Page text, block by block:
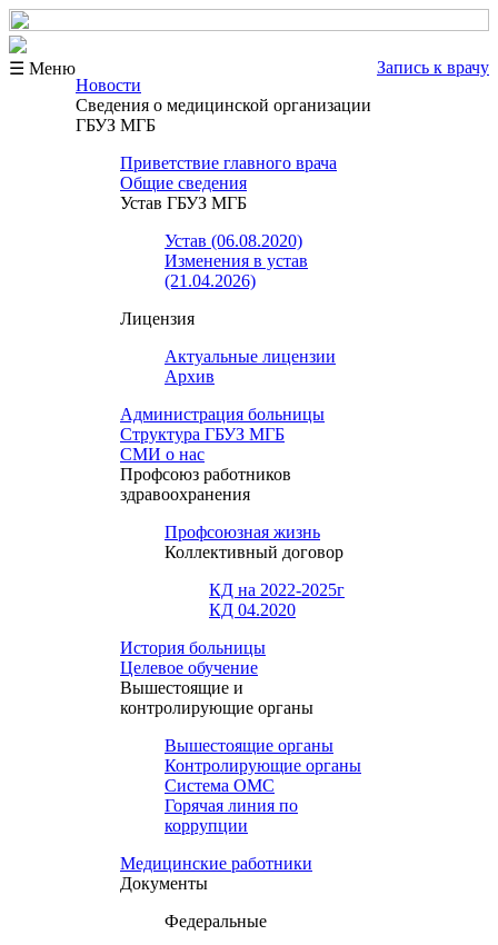
☰ Меню
Запись к врачу
Новости
Сведения о медицинской организации
ГБУЗ МГБ
Приветствие главного врача
Общие сведения
Устав ГБУЗ МГБ
Устав (06.08.2020)
Изменения в устав
(21.04.2026)
Лицензия
Актуальные лицензии
Архив
Администрация больницы
Структура ГБУЗ МГБ
СМИ о нас
Профсоюз работников
здравоохранения
Профсоюзная жизнь
Коллективный договор
КД на 2022-2025г
КД 04.2020
История больницы
Целевое обучение
Вышестоящие и
контролирующие органы
Вышестоящие органы
Контролирующие органы
Система ОМС
Горячая линия по
коррупции
Медицинские работники
Документы
Федеральные